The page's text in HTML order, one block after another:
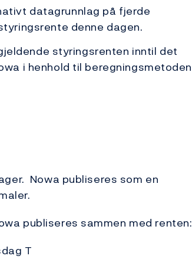
datagrunnlag på fjerde
denne dagen.
styringsrenten inntil det
i henhold til beregningsmetoden
Nowa publiseres som en
publiseres sammen med renten:
T